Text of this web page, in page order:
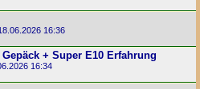
16:36
+ Super E10 Erfahrung
16:34